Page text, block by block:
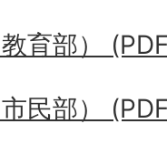
育部）
民部）